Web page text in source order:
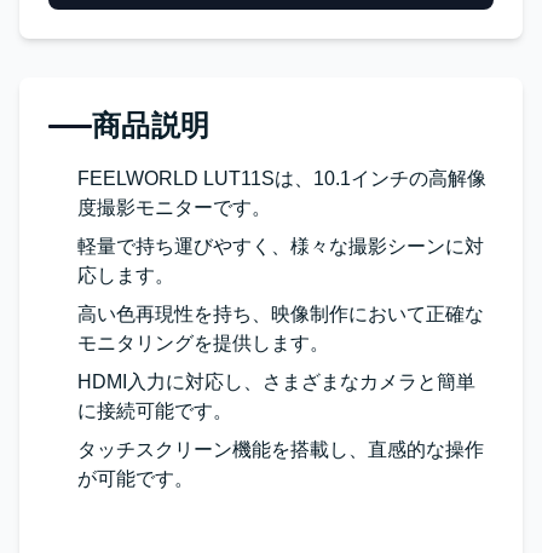
商品説明
FEELWORLD LUT11Sは、10.1インチの高解像
度撮影モニターです。
軽量で持ち運びやすく、様々な撮影シーンに対
応します。
高い色再現性を持ち、映像制作において正確な
モニタリングを提供します。
HDMI入力に対応し、さまざまなカメラと簡単
に接続可能です。
タッチスクリーン機能を搭載し、直感的な操作
が可能です。